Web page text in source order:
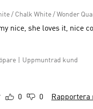
/ Chalk White / Wonder
nice, she loves it, nice
Uppmuntrad kund
0 0 Rapportera